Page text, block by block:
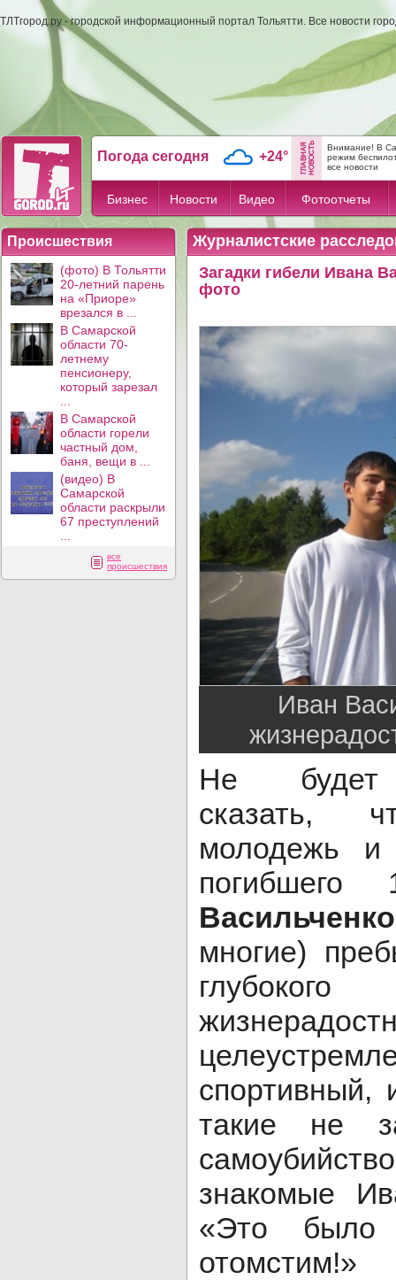
ТЛТгород.ру - городской информационный портал Тольятти. Все новости
Погода сегодня +24°
Внимание! В
режим
все новости
Бизнес Новости Видео Фотоотчеты
Происшествия
(фото) В Тольятти
20-летний парень
на «Приоре»
врезался в ...
В Самарской
области 70-
летнему
пенсионеру,
который зарезал
В Самарской
области горели
частный дом,
баня, вещи в ...
(видео) В
Самарской
области раскрыли
67 преступлений
все
происшествия
Журналистские
Загадки гибели Ивана
фото
Иван
Не будет
сказать,
молодежь
погибшего
многие)
спортивный,
такие не
знакомые
«Это
отомстим!»